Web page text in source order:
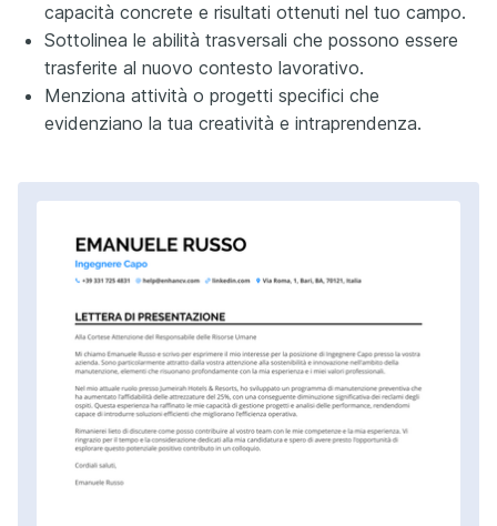
capacità concrete e risultati ottenuti nel tuo campo.
Sottolinea le abilità trasversali che possono essere
trasferite al nuovo contesto lavorativo.
Menziona attività o progetti specifici che
evidenziano la tua creatività e intraprendenza.